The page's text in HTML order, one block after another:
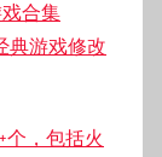
合集
典游戏修改
，包括火